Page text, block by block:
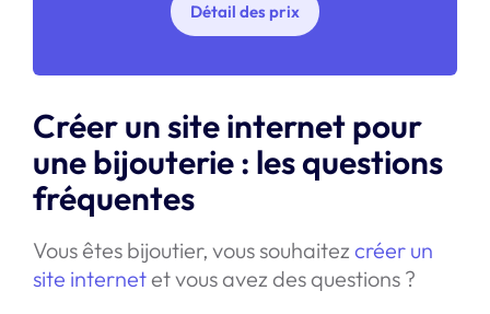
Détail des prix
Créer un site internet pour
une bijouterie : les questions
fréquentes
Vous êtes bijoutier, vous souhaitez créer un
site internetet vous avez des questions ?